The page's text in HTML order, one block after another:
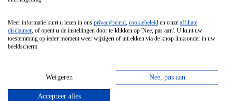
Vrijstaande Magnetron
Vrijstaande Kookplaat
Inbouw Gaskookplaat
Inbouw Keramische Kookplaat
Meer informatie kunt u lezen in ons privacybeleid, cookiebeleid en onze affiliate
disclaimer, of opent u de instellingen door te klikken op 'Nee, pas aan'. U kunt uw
toestemming op ieder moment weer wijzigen of intrekken via de knop linksonder in uw
beeldscherm.
Weigeren Nee, pas aan
Accepteer alles